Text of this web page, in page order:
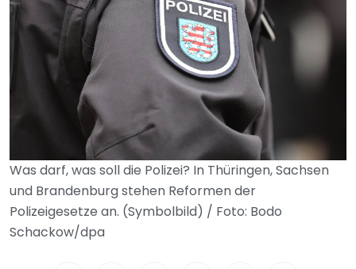
Was darf, was soll die Polizei? In Thüringen, Sachsen
und Brandenburg stehen Reformen der
Polizeigesetze an. (Symbolbild) / Foto: Bodo
Schackow/dpa